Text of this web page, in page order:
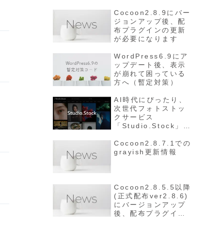
Cocoon2.8.9にバー
ジョンアップ後、配
布プラグインの更新
が必要になります
WordPress6.9にア
ップデート後、表示
が崩れて困っている
方へ（暫定対策）
AI時代にぴったり、
次世代フォトストッ
クサービス
「Studio.Stock」の
Cocoon2.8.7.1での
grayish更新情報
Cocoon2.8.5.5以降
(正式配布ver2.8.6)
にバージョンアップ
後、配布プラグイン